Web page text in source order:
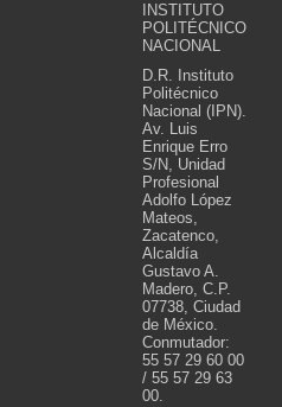
INSTITUTO
POLITÉCNICO
NACIONAL
D.R. Instituto
Politécnico
Nacional (IPN).
Av. Luis
Enrique Erro
S/N, Unidad
Profesional
Adolfo López
Mateos,
Zacatenco,
Alcaldía
Gustavo A.
Madero, C.P.
07738, Ciudad
de México.
Conmutador:
55 57 29 60 00
/ 55 57 29 63
00.